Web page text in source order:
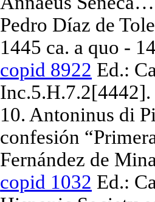
Pedro Díaz de
1445 ca. a quo -
copid 8922 Ed.:
Inc.5.H.7.2[4442].
10. Antoninus di
confesión
Fernández de
copid 1032 Ed.: